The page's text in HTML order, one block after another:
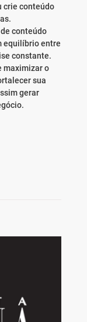
crie conteúdo
conteúdo
equilíbrio entre
constante.
maximizar o
sua
gerar